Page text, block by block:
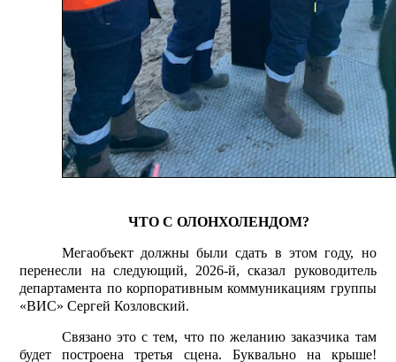
ЧТО С ОЛОНХОЛЕНДОМ?
Мегаобъект должны были сдать в этом году, но
перенесли на следующий, 2026-й, сказал руководитель
департамента по корпоративным коммуникациям группы
«ВИС» Сергей Козловский.
Связано это с тем, что по желанию заказчика там
будет построена третья сцена. Буквально на крыше!